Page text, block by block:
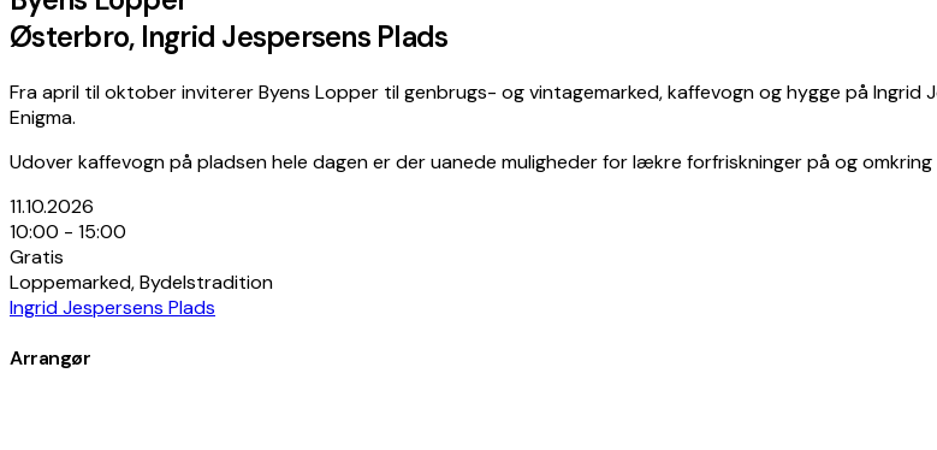
Østerbro, Ingrid Jespersens Plads
Fra april til oktober inviterer Byens Lopper til genbrugs- og vintagemarked, kaffevogn og hygge på
Enigma.
Udover kaffevogn på pladsen hele dagen er der uanede muligheder for lækre forfriskninger på og omkring
11.10.2026
10:00 - 15:00
Gratis
Loppemarked, Bydelstradition
Ingrid Jespersens Plads
Arrangør